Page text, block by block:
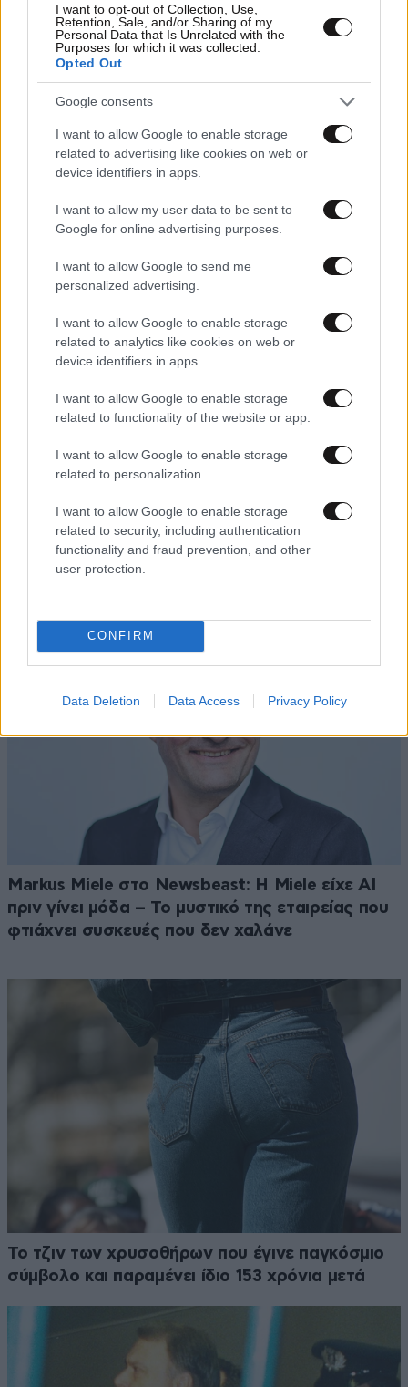
I want to opt-out of Collection, Use,
Retention, Sale, and/or Sharing of my
Personal Data that Is Unrelated with the
Purposes for which it was collected.
Opted Out
Google consents
I want to allow Google to enable storage
related to advertising like cookies on web or
device identifiers in apps.
I want to allow my user data to be sent to
Google for online advertising purposes.
I want to allow Google to send me
personalized advertising.
I want to allow Google to enable storage
related to analytics like cookies on web or
device identifiers in apps.
I want to allow Google to enable storage
related to functionality of the website or app.
I want to allow Google to enable storage
related to personalization.
I want to allow Google to enable storage
related to security, including authentication
functionality and fraud prevention, and other
user protection.
CONFIRM
Data Deletion Data Access Privacy Policy
Χρήστος Καλογρίτσας: Ο «κόκκινος
γίνει καναλάρχης
Τζόρτζ Φόρμαν: Ο πρωταθλητής που έβγαλε
περισσότερα χρήματα από μία ψησταριά παρά
από το μποξ
Markus Miele στο Newsbeast: Η Miele είχε AI
πριν γίνει μόδα – Το μυστικό της εταιρείας που
φτιάχνει συσκευές που δεν χαλάνε
Το τζιν των χρυσοθήρων που έγινε παγκόσμιο
σύμβολο και παραμένει ίδιο 153 χρόνια μετά